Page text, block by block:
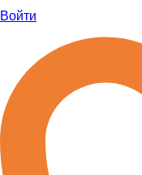
Войти